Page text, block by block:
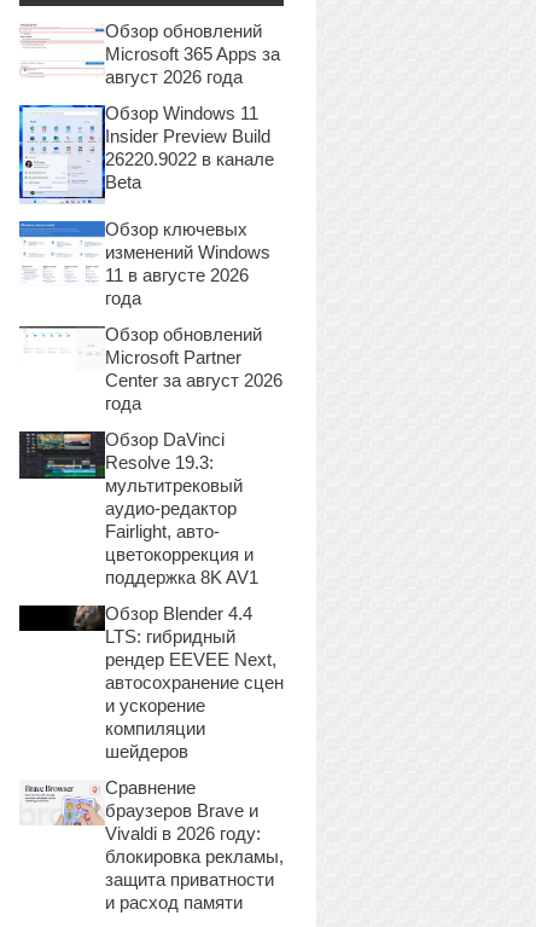
Обзор обновлений
Microsoft 365 Apps за
август 2026 года
Обзор Windows 11
Insider Preview Build
26220.9022 в канале
Beta
Обзор ключевых
изменений Windows
11 в августе 2026
года
Обзор обновлений
Microsoft Partner
Center за август 2026
года
Обзор DaVinci
Resolve 19.3:
мультитрековый
аудио-редактор
Fairlight, авто-
цветокоррекция и
поддержка 8K AV1
Обзор Blender 4.4
LTS: гибридный
рендер EEVEE Next,
автосохранение сцен
и ускорение
компиляции
шейдеров
Сравнение
браузеров Brave и
Vivaldi в 2026 году:
блокировка рекламы,
защита приватности
и расход памяти